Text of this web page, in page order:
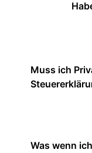
Muss ich
Was wenn